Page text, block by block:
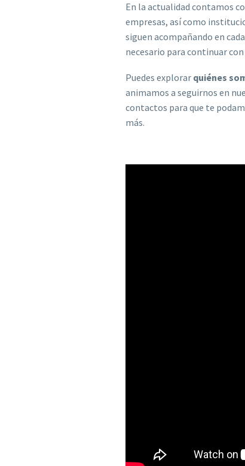
En la actualidad contamos
empresas, así como
siguen acompañando en
necesario para continuar
Puedes explorar quiénes
animamos a seguirnos en
contactos para que te
más.